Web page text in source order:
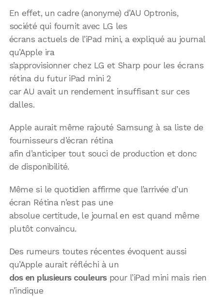
En effet, un cadre (anonyme) d’AU Optronis,
société qui fournit avec LG les
écrans actuels de l’iPad mini, a expliqué au journal
qu’Apple ira
s’approvisionner chez LG et Sharp pour les écrans
rétina du futur iPad mini 2
car AU avait un rendement insuffisant sur ces
dalles.
Apple aurait même rajouté Samsung à sa liste de
fournisseurs d’écran rétina
afin d’anticiper tout souci de production et donc
de disponibilité.
Même si le quotidien affirme que l’arrivée d’un
écran Rétina n’est pas une
absolue certitude, le journal en est quand même
plutôt convaincu.
Des rumeurs toutes récentes évoquent aussi
qu’Apple aurait réfléchi à un
dos en plusieurs couleurspour l’iPad mini mais rien
n’indique